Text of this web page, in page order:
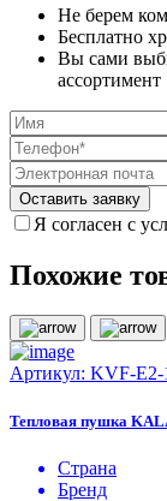
Не берем
Бесплатно
Вы сами
ассортимент
Я согласен с
Похожие
Артикул: KVF-E2-
Тепловая пушка
Страна
Бренд